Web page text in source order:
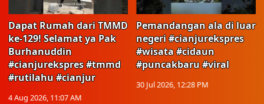
Dapat Rumah dari TMMD
ke-129! Selamat ya Pak
Burhanuddin
#cianjurekspres #tmmd
#rutilahu #cianjur
4 Aug 2026, 11:07 AM
Pemandangan ala di luar
negeri #cianjurekspres
#wisata #cidaun
#puncakbaru #viral
30 Jul 2026, 12:28 PM